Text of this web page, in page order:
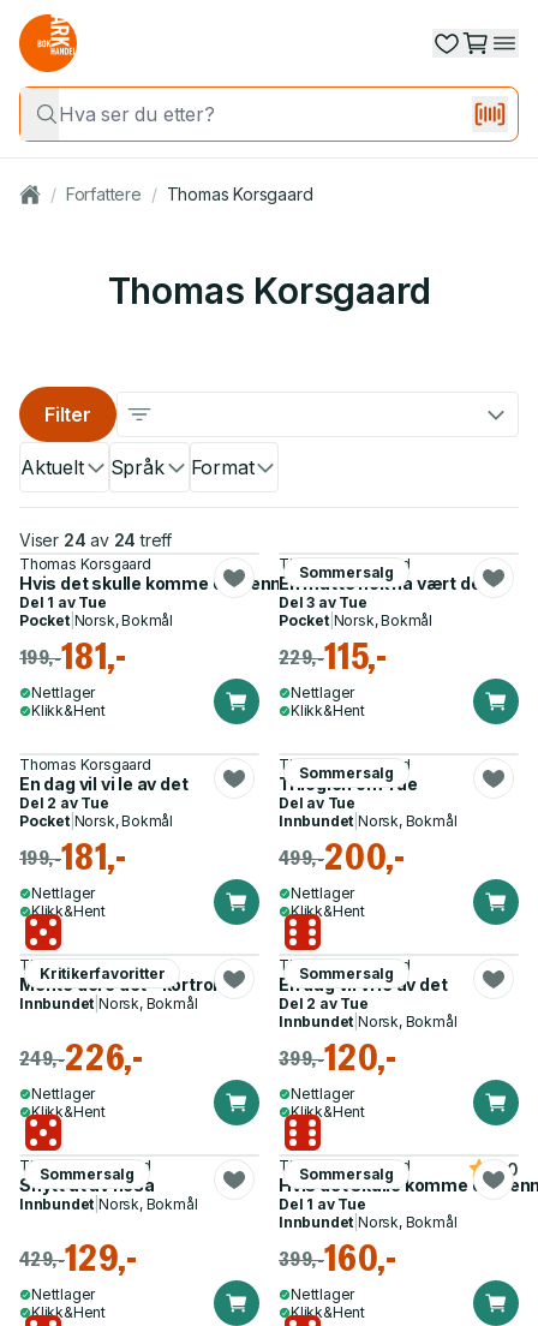
/ Forfattere / Thomas Korsgaard
Thomas Korsgaard
Aktuelt Språk Format
Filter
Viser 24 av 24 treff
Thomas Korsgaard
Hvis det skulle komme et menneske
Del 1 av Tue
Pocket| Norsk, Bokmål
199,-181,-
Nettlager
Klikk&Hent
Sommersalg
Thomas Korsgaard
En måtte nok ha vært der
Del 3 av Tue
Pocket| Norsk, Bokmål
229,-115,-
Nettlager
Klikk&Hent
Thomas Korsgaard
En dag vil vi le av det
Del 2 av Tue
Pocket| Norsk, Bokmål
199,-181,-
Nettlager
Klikk&Hent
Sommersalg
Thomas Korsgaard
Trilogien om Tue
Del av Tue
Innbundet |Norsk, Bokmål
499,-200,-
Nettlager
Klikk&Hent
Kritikerfavoritter
Thomas Korsgaard
Mente dere det - kortroman
Innbundet |Norsk, Bokmål
249,-226,-
Nettlager
Klikk&Hent
Sommersalg
Thomas Korsgaard
En dag vil vi le av det
Del 2 av Tue
Innbundet |Norsk, Bokmål
399,-120,-
Nettlager
Klikk&Hent
Sommersalg
Thomas Korsgaard
Snytt ut av nesa
Innbundet |Norsk, Bokmål
429,-129,-
Nettlager
Klikk&Hent
Sommersalg
Thomas Korsgaard
Hvis det skulle komme et
4.0
Del 1 av Tue
Innbundet |Norsk, Bokmål
399,-160,-
Nettlager
Klikk&Hent